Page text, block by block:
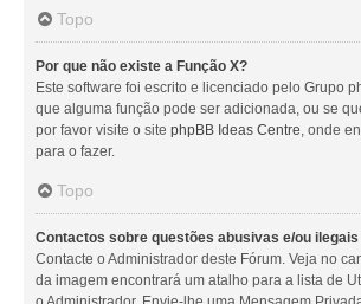
Topo
Por que não existe a Função X?
Este software foi escrito e licenciado pelo Grupo
que alguma função pode ser adicionada, ou se
por favor visite o site phpBB Ideas Centre, onde
para o fazer.
Topo
Contactos sobre questões abusivas e/ou
Contacte o Administrador deste Fórum. Veja no
da imagem encontrará um atalho para a lista de